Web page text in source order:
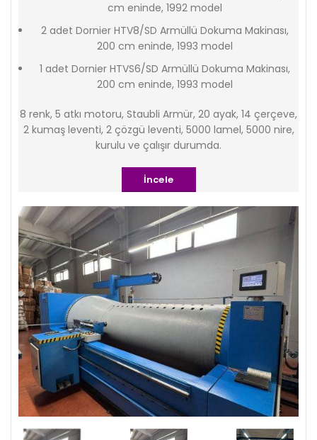
cm eninde, 1992 model
2 adet Dornier HTV8/SD Armüllü Dokuma Makinası,
200 cm eninde, 1993 model
1 adet Dornier HTVS6/SD Armüllü Dokuma Makinası,
200 cm eninde, 1993 model
8 renk, 5 atkı motoru, Staubli Armür, 20 ayak, 14 çerçeve,
2 kumaş leventi, 2 çözgü leventi, 5000 lamel, 5000 nire,
kurulu ve çalışır durumda.
İncele